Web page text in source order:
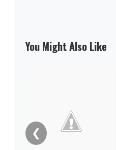
You Might Also Like
❮